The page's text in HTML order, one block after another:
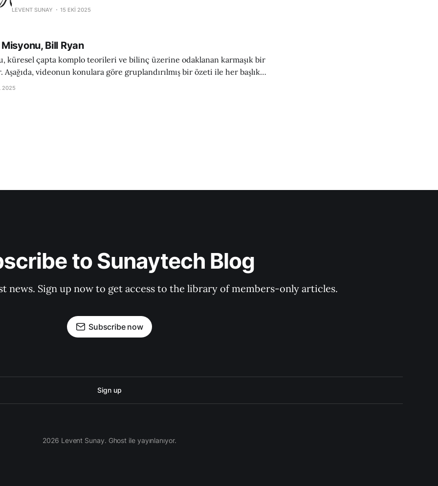
anlarız? Kur'an, bu hayati soruyu cevaplarken, insan sözü ile Allah'ın vahyi
LEVENT SUNAY 15 EKI 2025
Bill Ryan
küresel çapta komplo teorileri ve bilinç üzerine odaklanan karmaşık bir
Aşağıda, videonun konulara göre gruplandırılmış bir özeti ile her başlık
argümanları Türkçe olarak açıklanmıştır. 1. Giriş ve Bağlam: Bill
2025
to Sunaytech Blog
news. Sign up now to get access to the library of members-only articles.
Subscribe now
Sign up
2026 Levent Sunay. Ghost ile yayınlanıyor.